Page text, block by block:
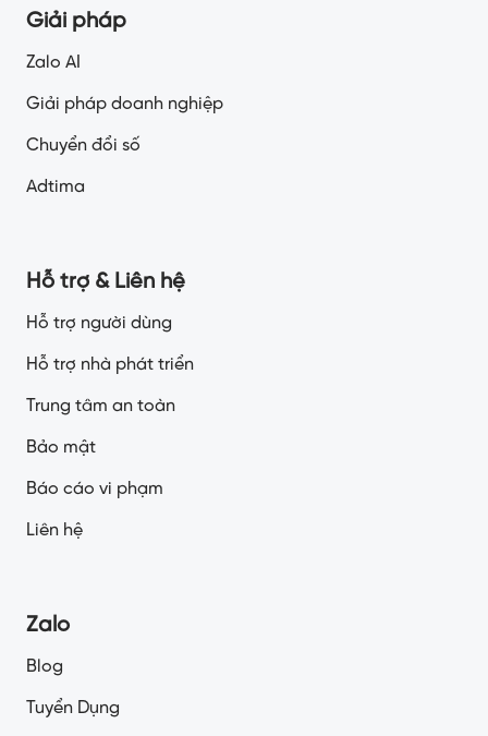
Giải pháp
Zalo AI
Giải pháp doanh nghiệp
Chuyển đổi số
Adtima
Hỗ trợ & Liên hệ
Hỗ trợ người dùng
Hỗ trợ nhà phát triển
Trung tâm an toàn
Bảo mật
Báo cáo vi phạm
Liên hệ
Zalo
Blog
Tuyển Dụng